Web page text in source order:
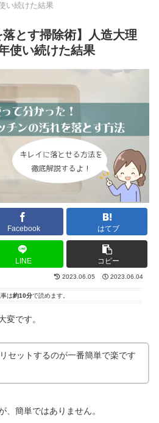
い続けた結果
落とす掃除術】人造大理
使い続けた結果
Facebook はてブ
LINE コピー
2023.06.05 2023.06.04
は約10分で読めます。
変です。
セットするのが一番簡単で楽です
、簡単ではありません。